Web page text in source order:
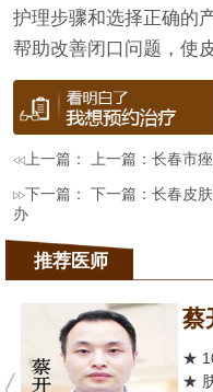
护理步骤和选择正确的
帮助改善闭口问题，使
上一篇： 上一篇：长春市
下一篇： 下一篇：长春皮
办
推荐医师
蔡
★
★